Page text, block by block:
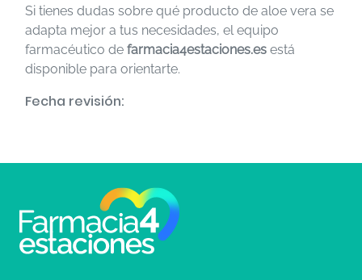
Si tienes dudas sobre qué producto de aloe vera se
adapta mejor a tus necesidades, el equipo
farmacéutico de farmacia4estaciones.es está
disponible para orientarte.
Fecha revisión: